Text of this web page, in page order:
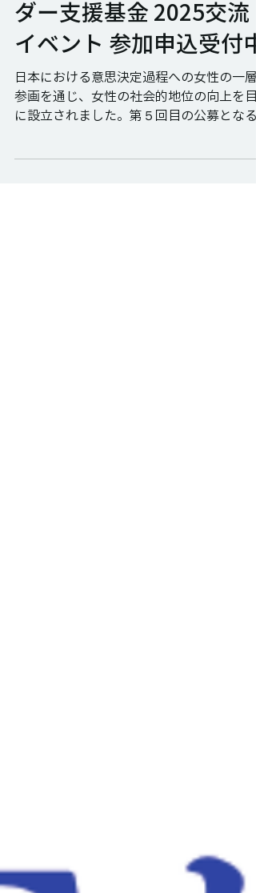
【12/21開催】女性リー
ダー支援基金 2025交流
イベント 参加申込受付中
日本における意思決定過程への女性の一層
に設立されました。第５回目の公募となる